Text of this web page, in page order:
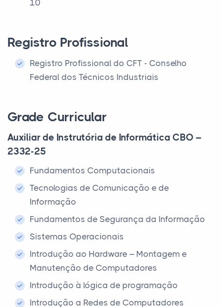
10
Registro Profissional
Registro Profissional do CFT - Conselho
Federal dos Técnicos Industriais
Grade Curricular
Auxiliar de Instrutória de Informática CBO –
2332-25
Fundamentos Computacionais
Tecnologias de Comunicação e de
Informação
Fundamentos de Segurança da Informação
Sistemas Operacionais
Introdução ao Hardware – Montagem e
Manutenção de Computadores
Introdução à lógica de programação
Introdução a Redes de Computadores